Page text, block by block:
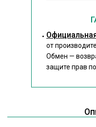
от
Обмен —
защите прав